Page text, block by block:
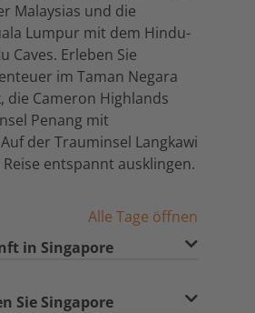
Malaysias und die
Lumpur mit dem Hindu-
Caves. Erleben Sie
im Taman Negara
die Cameron Highlands
Penang mit
der Trauminsel Langkawi
Reise entspannt ausklingen.
Alle Tage öffnen
in Singapore
Sie Singapore